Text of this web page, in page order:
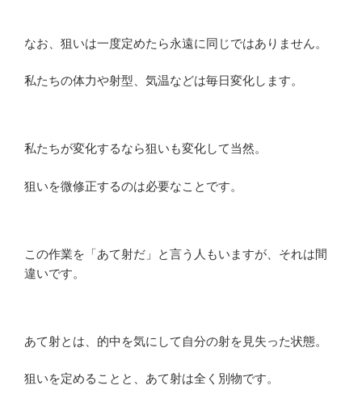
なお、狙いは一度定めたら永遠に同じではありません。
私たちの体力や射型、気温などは毎日変化します。
私たちが変化するなら狙いも変化して当然。
狙いを微修正するのは必要なことです。
この作業を「あて射だ」と言う人もいますが、それは間
違いです。
あて射とは、的中を気にして自分の射を見失った状態。
狙いを定めることと、あて射は全く別物です。